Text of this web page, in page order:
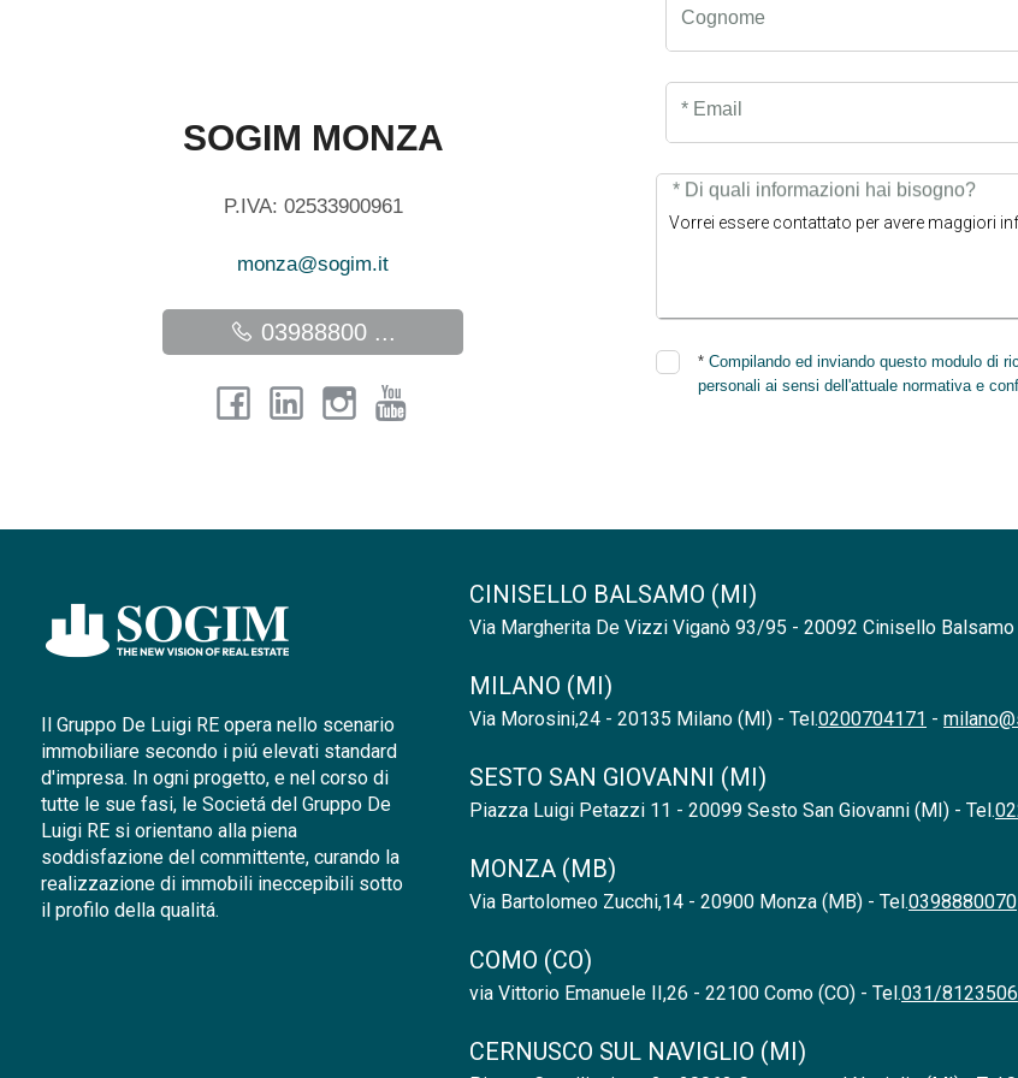
SOGIM MONZA
P.IVA: 02533900961
monza@sogim.it
03988800 ...
Cognome
* Email
* Di quali informazioni hai bisogno?
*Compilando ed inviando questo modulo di
personali ai sensi dell'attuale normativa e
Il Gruppo De Luigi RE opera nello scenario
immobiliare secondo i piú elevati standard
d'impresa. In ogni progetto, e nel corso di
tutte le sue fasi, le Societá del Gruppo De
Luigi RE si orientano alla piena
soddisfazione del committente, curando la
realizzazione di immobili ineccepibili sotto
il profilo della qualitá.
CINISELLO BALSAMO (MI)
Via Margherita De Vizzi Viganò 93/95 - 20092 Cinisello Balsamo
MILANO (MI)
Via Morosini,24 - 20135 Milano (MI) - Tel.0200704171 -
SESTO SAN GIOVANNI (MI)
Piazza Luigi Petazzi 11 - 20099 Sesto San Giovanni (MI) - Tel.
MONZA (MB)
Via Bartolomeo Zucchi,14 - 20900 Monza (MB) - Tel.0398880070
COMO (CO)
via Vittorio Emanuele II,26 - 22100 Como (CO) - Tel.031/8123506
CERNUSCO SUL NAVIGLIO (MI)